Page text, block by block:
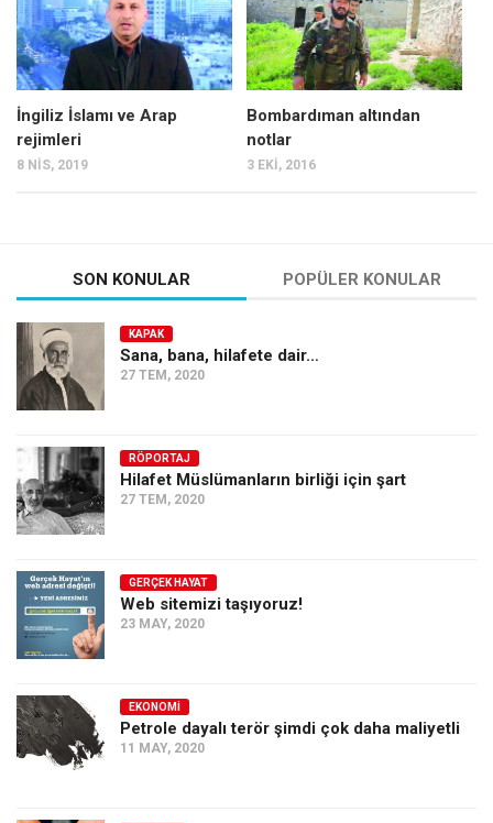
İngiliz İslamı ve Arap
rejimleri
8 NIS, 2019
Bombardıman altından
notlar
3 EKI, 2016
SON KONULAR POPÜLER KONULAR
KAPAK
Sana, bana, hilafete dair…
27 TEM, 2020
RÖPORTAJ
Hilafet Müslümanların birliği için şart
27 TEM, 2020
GERÇEK HAYAT
Web sitemizi taşıyoruz!
23 MAY, 2020
EKONOMI
Petrole dayalı terör şimdi çok daha maliyetli
11 MAY, 2020